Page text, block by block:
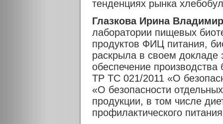
тенденциях рынка
Глазкова Ирина
лаборатории пищевых
продуктов ФИЦ питания,
раскрыла в своем докладе
обеспечение производства
ТР ТС 021/2011 «О
«О безопасности
продукции, в том числе
профилактического